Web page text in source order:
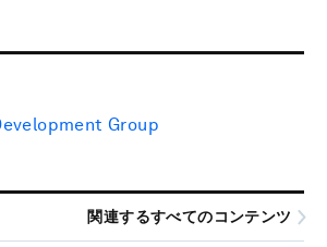
Group
関連するすべてのコンテンツ